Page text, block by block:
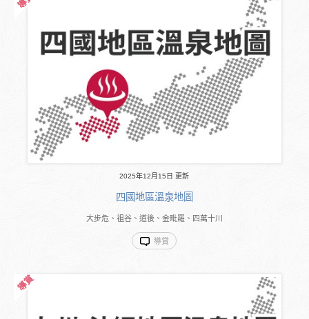
2025年12月15日 更新
四國地區溫泉地圖
大步危、祖谷、道後、金毗羅、四萬十川
導賞